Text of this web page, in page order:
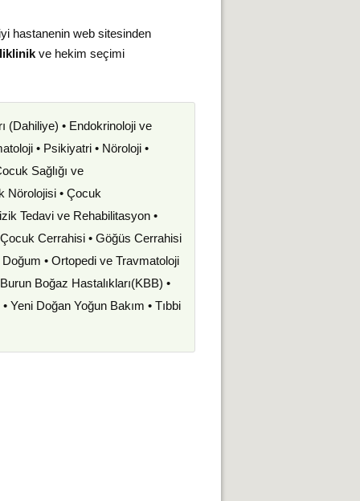
hastanenin web sitesinden
ve hekim seçimi
(Dahiliye) • Endokrinoloji ve
• Psikiyatri • Nöroloji •
Sağlığı ve
Nörolojisi • Çocuk
Tedavi ve Rehabilitasyon •
Cerrahisi • Göğüs Cerrahisi
Doğum • Ortopedi ve Travmatoloji
Boğaz Hastalıkları(KBB) •
Yeni Doğan Yoğun Bakım • Tıbbi